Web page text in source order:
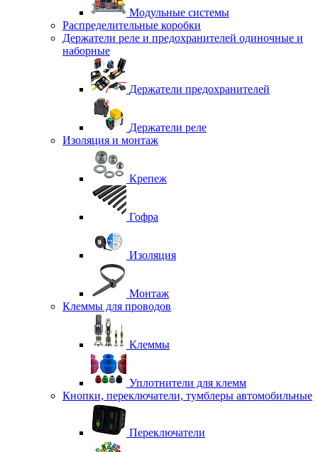
Модульные системы
Распределительные коробки
Держатели реле и предохранителей одиночные и
наборные
Держатели предохранителей
Держатели реле
Изоляция и монтаж
Крепеж
Гофра
Изоляция
Монтаж
Клеммы для проводов
Клеммы
Уплотнители для клемм
Кнопки, переключатели, тумблеры автомобильные
Переключатели